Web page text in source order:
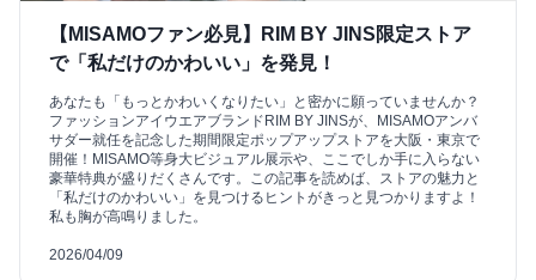
【MISAMOファン必見】RIM BY JINS限定ストア
で「私だけのかわいい」を発見！
あなたも「もっとかわいくなりたい」と密かに願っていませんか？
ファッションアイウエアブランドRIM BY JINSが、MISAMOアンバ
サダー就任を記念した期間限定ポップアップストアを大阪・東京で
開催！MISAMO等身大ビジュアル展示や、ここでしか手に入らない
豪華特典が盛りだくさんです。この記事を読めば、ストアの魅力と
「私だけのかわいい」を見つけるヒントがきっと見つかりますよ！
私も胸が高鳴りました。
2026/04/09